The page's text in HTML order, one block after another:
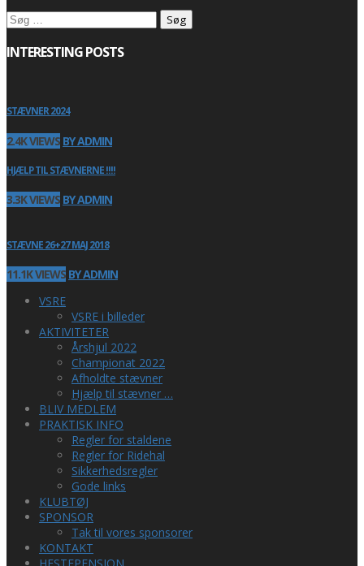
Søg
efter:
INTERESTING POSTS
STÆVNER 2024
2.4K VIEWS BY ADMIN
HJÆLP TIL STÆVNERNE !!!!
3.3K VIEWS BY ADMIN
STÆVNE 26+27 MAJ 2018
11.1K VIEWS BY ADMIN
VSRE
VSRE i billeder
AKTIVITETER
Årshjul 2022
Championat 2022
Afholdte stævner
Hjælp til stævner …
BLIV MEDLEM
PRAKTISK INFO
Regler for staldene
Regler for Ridehal
Sikkerhedsregler
Gode links
KLUBTØJ
SPONSOR
Tak til vores sponsorer
KONTAKT